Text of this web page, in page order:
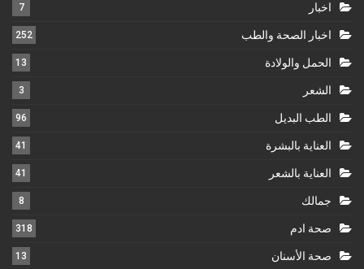
اخبار 7
اخبار الصحة والطب 252
الحمل والولادة 13
الشعر 3
الطب البديل 96
العناية بالبشرة 41
العناية بالشعر 41
جمالك 8
صحة ادم 318
صحة الأسنان 13